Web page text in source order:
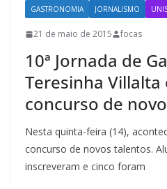
GASTRONOMIA JORNALISMO
21 de maio de 2015 focas
10ª Jornada de
Teresinha Villalta
concurso de
Nesta quinta-feira (14),
concurso de novos talentos.
inscreveram e cinco foram